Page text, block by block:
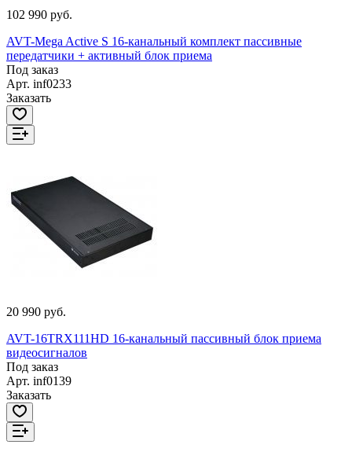
102 990 руб.
AVT-Mega Active S 16-канальный комплект пассивные
передатчики + активный блок приема
Под заказ
Арт. inf0233
Заказать
20 990 руб.
AVT-16TRX111HD 16-канальный пассивный блок приема
видеосигналов
Под заказ
Арт. inf0139
Заказать